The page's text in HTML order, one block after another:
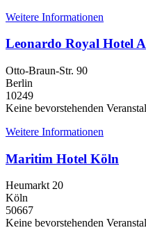
Weitere Informationen
Leonardo Royal Hotel
Otto-Braun-Str. 90
Berlin
10249
Keine bevorstehenden
Weitere Informationen
Maritim Hotel Köln
Heumarkt 20
Köln
50667
Keine bevorstehenden